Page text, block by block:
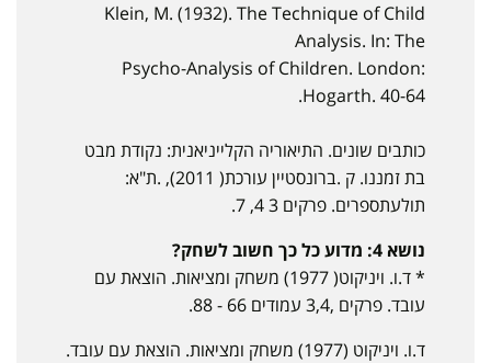
Klein, M. (1932). The Technique of Child
Analysis. In: The
Psycho-Analysis of Children. London:
Hogarth. 40-64.
כותבים שונים. התיאוריה הקלייניאנית: נקודת מבט
בת זמננו. ק .ברונסטיין עורכת( 2011), .ת"א:
תולעתספרים. פרקים 3 4, 7.
נושא 4: מדוע כל כך חשוב לשחק?
* ד.ו. ויניקוט( 1977) משחק ומציאות. הוצאת עם
עובד. פרקים ,3,4 עמודים 66 - 88.
ד.ו. ויניקוט (1977) משחק ומציאות. הוצאת עם עובד.